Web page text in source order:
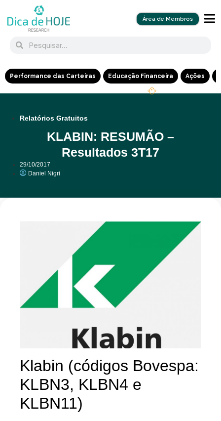
Área de Membros
Performance das Carteiras Educação Financeira Ações
Relatórios Gratuitos
KLABIN: RESUMÃO –
Resultados 3T17
29/10/2017
Daniel Nigri
Klabin (códigos Bovespa:
KLBN3, KLBN4 e
KLBN11)